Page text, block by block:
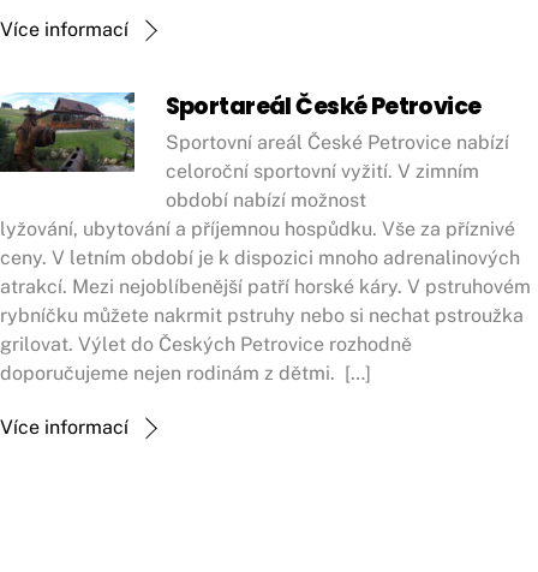
Více informací
Sportareál České Petrovice
Sportovní areál České Petrovice nabízí
celoroční sportovní vyžití. V zimním
období nabízí možnost
lyžování, ubytování a příjemnou hospůdku. Vše za příznivé
ceny. V letním období je k dispozici mnoho adrenalinových
atrakcí. Mezi nejoblíbenější patří horské káry. V pstruhovém
rybníčku můžete nakrmit pstruhy nebo si nechat pstroužka
grilovat. Výlet do Českých Petrovice rozhodně
doporučujeme nejen rodinám z dětmi. […]
Více informací